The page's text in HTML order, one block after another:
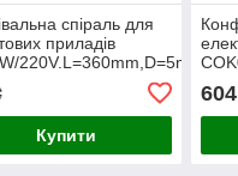
спіраль для
приладів
220V.L=360mm,D=5mm.
Купити
604